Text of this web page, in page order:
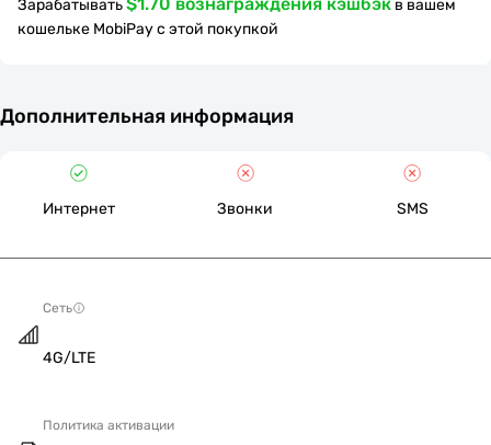
Зарабатывать
в вашем
кошельке MobiPay с этой покупкой
Дополнительная информация
Интернет Звонки SMS
Сеть
4G/LTE
Политика активации